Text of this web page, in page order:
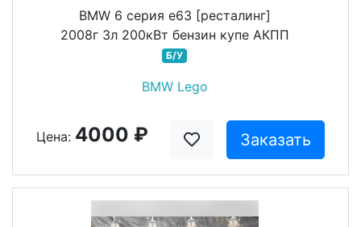
BMW 6 серия e63 [ресталинг]
2008г 3л 200кВт бензин купе АКПП
Б/У
BMW Lego
Цена: 4000 ₽ Заказать